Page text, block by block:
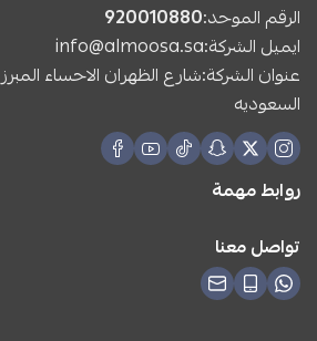
الرقم الموحد:920010880
ايميل الشركة:info@almoosa.sa
عنوان الشركة:شارع الظهران الاحساء
السعوديه
روابط مهمة
تواصل معنا